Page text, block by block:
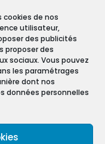
cookies de nos
utilisateur,
des publicités
proposer des
sociaux. Vous pouvez
les paramétrages
dont nos
données personnelles
sont devenus
immobilière.
une maison
constituer un
(DDT).